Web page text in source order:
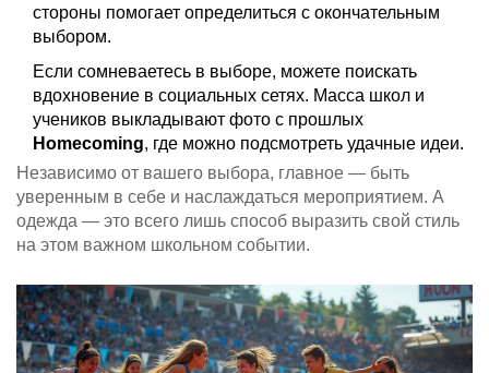
стороны помогает определиться с окончательным
выбором.
Если сомневаетесь в выборе, можете поискать
вдохновение в социальных сетях. Масса школ и
учеников выкладывают фото с прошлых
Homecoming, где можно подсмотреть удачные идеи.
Независимо от вашего выбора, главное — быть
уверенным в себе и наслаждаться мероприятием. А
одежда — это всего лишь способ выразить свой стиль
на этом важном школьном событии.